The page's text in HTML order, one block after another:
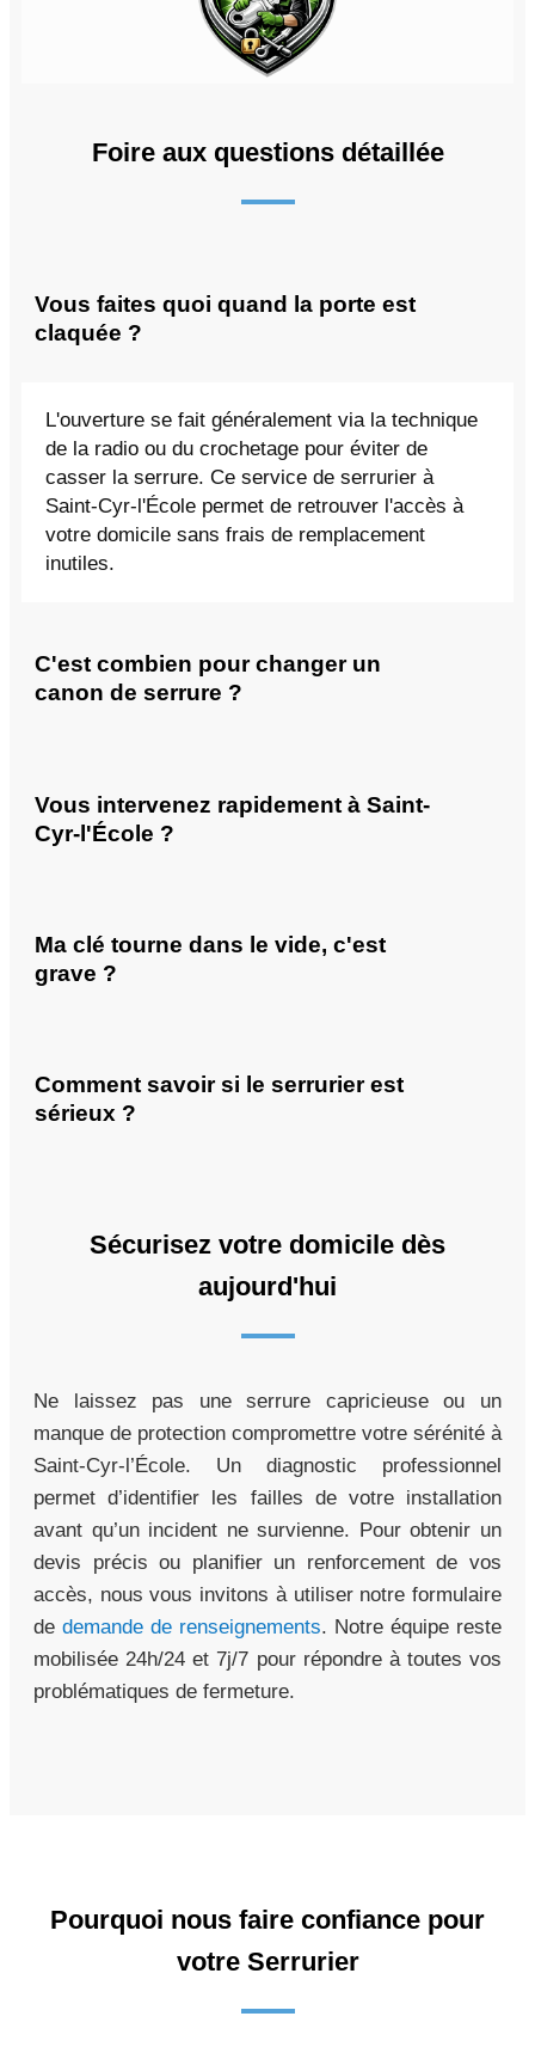
Foire aux questions détaillée
Vous faites quoi quand la porte est
claquée ?
L'ouverture se fait généralement via la technique
de la radio ou du crochetage pour éviter de
casser la serrure. Ce service de serrurier à
Saint-Cyr-l'École permet de retrouver l'accès à
votre domicile sans frais de remplacement
inutiles.
C'est combien pour changer un
canon de serrure ?
Vous intervenez rapidement à Saint-
Cyr-l'École ?
Ma clé tourne dans le vide, c'est
grave ?
Comment savoir si le serrurier est
sérieux ?
Sécurisez votre domicile dès
aujourd'hui
Ne laissez pas une serrure capricieuse ou un
manque de protection compromettre votre sérénité à
Saint-Cyr-l’École. Un diagnostic professionnel
permet d’identifier les failles de votre installation
avant qu’un incident ne survienne. Pour obtenir un
devis précis ou planifier un renforcement de vos
accès, nous vous invitons à utiliser notre formulaire
de demande de renseignements. Notre équipe reste
mobilisée 24h/24 et 7j/7 pour répondre à toutes vos
problématiques de fermeture.
Pourquoi nous faire confiance pour
votre Serrurier